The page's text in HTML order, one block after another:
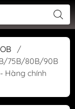
/
75B/80B/90B
Hàng chính